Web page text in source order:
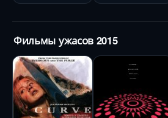
Фильмы ужасов 2015